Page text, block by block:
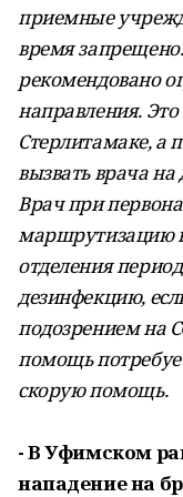
приемные
время
рекомендовано
направления. Это
Стерлитамаке, а
вызвать врача
Врач при
маршрутизацию
отделения
дезинфекцию,
подозрением на
помощь
скорую помощь.
- В Уфимском
нападение на